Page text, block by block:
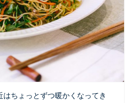
はちょっとずつ暖かくなってき